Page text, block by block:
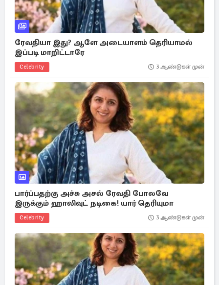
ரேவதியா இது? ஆளே அடையாளம் தெரியாமல்
இப்படி மாறிட்டாரே
Celebrity 3 ஆண்டுகள் முன்
பார்ப்பதற்கு அச்சு அசல் ரேவதி போலவே
இருக்கும் ஹாலிவுட் நடிகை! யார் தெரியுமா
Celebrity 3 ஆண்டுகள் முன்